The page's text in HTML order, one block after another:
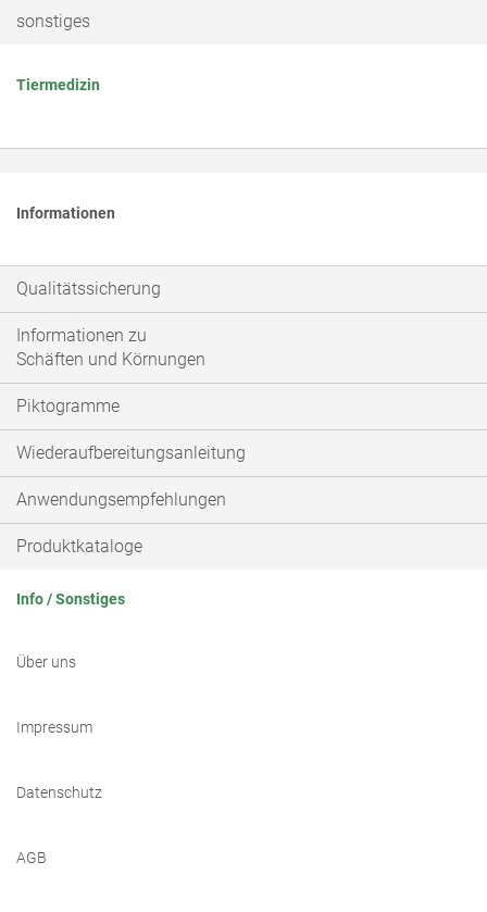
sonstiges
Tiermedizin
Informationen
Qualitätssicherung
Informationen zu
Schäften und Körnungen
Piktogramme
Wiederaufbereitungsanleitung
Anwendungsempfehlungen
Produktkataloge
Info / Sonstiges
Über uns
Impressum
Datenschutz
AGB